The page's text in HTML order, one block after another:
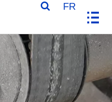
FR